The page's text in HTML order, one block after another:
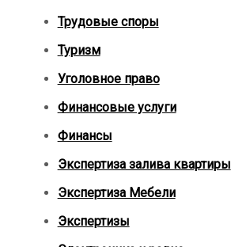
Трудовые споры
Туризм
Уголовное право
Финансовые услуги
Финансы
Экспертиза залива квартиры
Экспертиза Мебели
Экспертизы